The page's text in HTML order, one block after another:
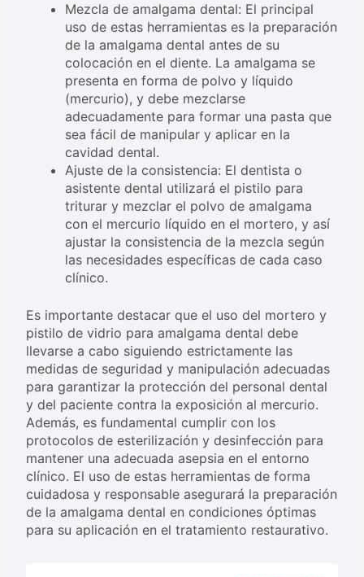
Mezcla de amalgama dental: El principal
uso de estas herramientas es la preparación
de la amalgama dental antes de su
colocación en el diente. La amalgama se
presenta en forma de polvo y líquido
(mercurio), y debe mezclarse
adecuadamente para formar una pasta que
sea fácil de manipular y aplicar en la
cavidad dental.
Ajuste de la consistencia: El dentista o
asistente dental utilizará el pistilo para
triturar y mezclar el polvo de amalgama
con el mercurio líquido en el mortero, y así
ajustar la consistencia de la mezcla según
las necesidades específicas de cada caso
clínico.
Es importante destacar que el uso del mortero y
pistilo de vidrio para amalgama dental debe
llevarse a cabo siguiendo estrictamente las
medidas de seguridad y manipulación adecuadas
para garantizar la protección del personal dental
y del paciente contra la exposición al mercurio.
Además, es fundamental cumplir con los
protocolos de esterilización y desinfección para
mantener una adecuada asepsia en el entorno
clínico. El uso de estas herramientas de forma
cuidadosa y responsable asegurará la preparación
de la amalgama dental en condiciones óptimas
para su aplicación en el tratamiento restaurativo.